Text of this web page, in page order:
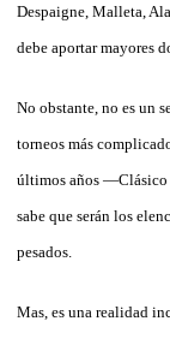
Despaigne, Malleta,
debe aportar mayores
No obstante, no es un
torneos más
últimos años —Clásico
sabe que serán los
pesados.
Mas, es una realidad